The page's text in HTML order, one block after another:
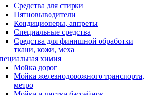
Средства для стирки
Пятновыводители
Кондиционеры, аппреты
Специальные средства
Средства для финишной обработки
ткани, кожи, меха
химия
Мойка дорог
Мойка железнодорожного транспорта,
метро